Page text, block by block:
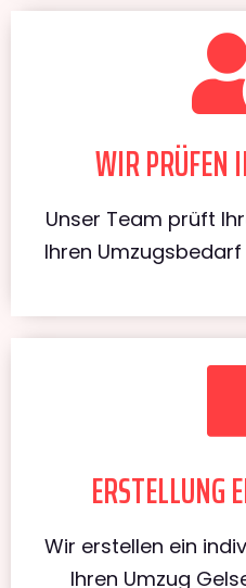
WIR PRÜFEN
Unser Team prüft
Ihren
ERSTELLUNG
Wir erstellen ein
Ihren Umzug